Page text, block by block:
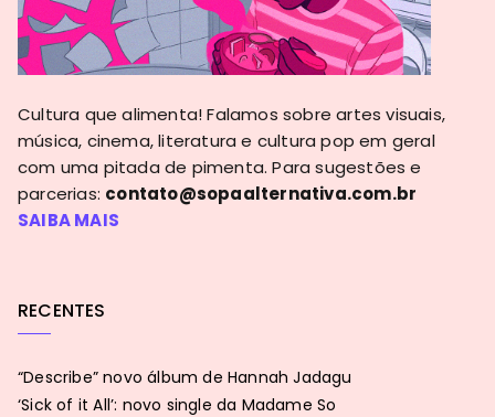
Cultura que alimenta! Falamos sobre artes visuais,
música, cinema, literatura e cultura pop em geral
com uma pitada de pimenta. Para sugestões e
parcerias: contato@sopaalternativa.com.br
SAIBA MAIS
RECENTES
“Describe” novo álbum de Hannah Jadagu
‘Sick of it All’: novo single da Madame So